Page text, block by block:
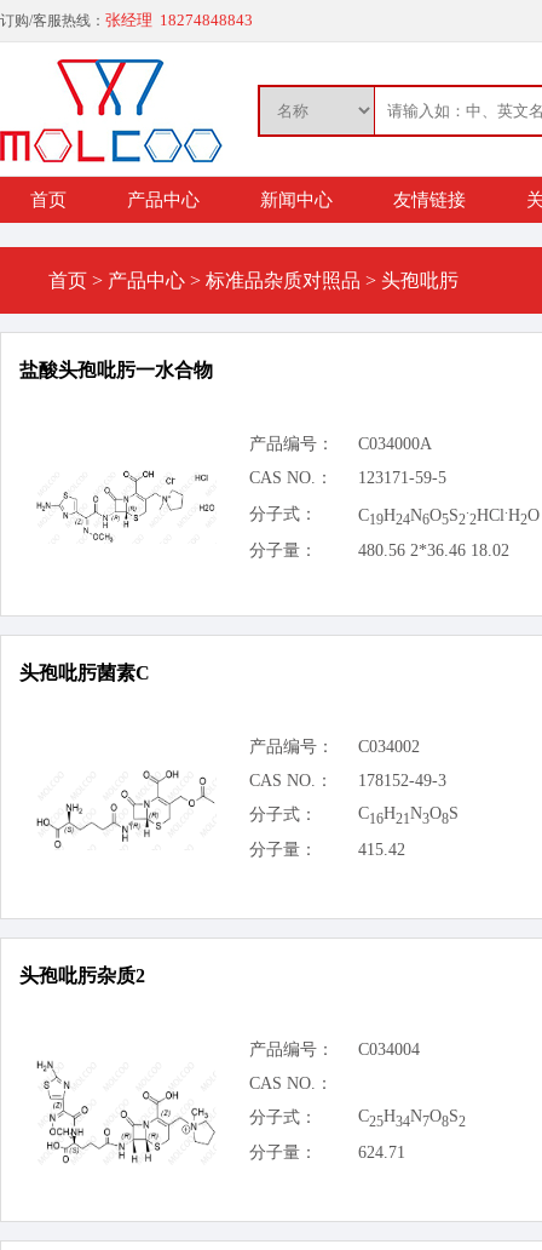
订购/客服热线： 张经理 18274848843
首页 产品中心 新闻中心 友情链接
首页 > 产品中心 > 标准品杂质对照品 > 头孢吡肟
盐酸头孢吡肟一水合物
产品编号：
C034000A
CAS NO.：
123171-59-5
分子式：
C19H24N6O5S2
.
2HCl.H2O
分子量：
480.56 2*36.46 18.02
头孢吡肟菌素C
产品编号：
C034002
CAS NO.：
178152-49-3
分子式：
C16H21N3O8S
分子量：
415.42
头孢吡肟杂质2
产品编号：
C034004
CAS NO.：
分子式：
C25H34N7O8S2
分子量： 624.71